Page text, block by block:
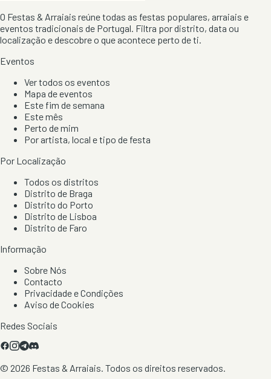
O Festas & Arraiais reúne todas as festas populares, arraiais e
eventos tradicionais de Portugal. Filtra por distrito, data ou
localização e descobre o que acontece perto de ti.
Eventos
Ver todos os eventos
Mapa de eventos
Este fim de semana
Este mês
Perto de mim
Por artista, local e tipo de festa
Por Localização
Todos os distritos
Distrito de Braga
Distrito do Porto
Distrito de Lisboa
Distrito de Faro
Informação
Sobre Nós
Contacto
Privacidade e Condições
Aviso de Cookies
Redes Sociais
© 2026 Festas & Arraiais. Todos os direitos reservados.